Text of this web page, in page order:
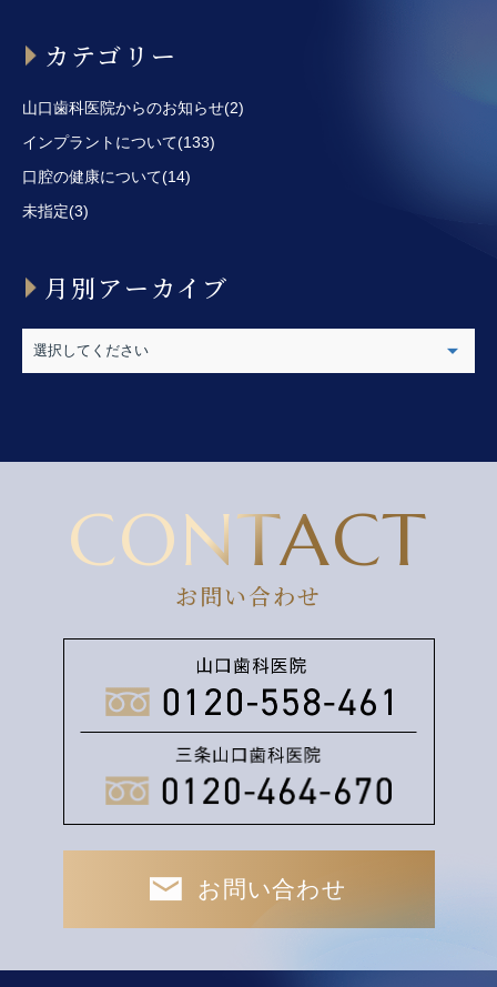
カテゴリー
山口歯科医院からのお知らせ(2)
インプラントについて(133)
口腔の健康について(14)
未指定(3)
月別アーカイブ
CONTACT
お問い合わせ
お問い合わせ